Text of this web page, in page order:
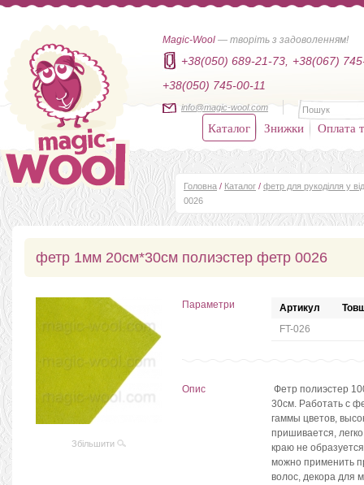
Magic-Wool — творіть з задоволенням!
+38(050) 689-21-73,
+38(067)
+38(050) 745-00-11
info@magic-wool.com
Каталог Знижки Оплата
Головна / Каталог / фетр для рукоділля у
0026
фетр 1мм 20см*30см полиэстер фетр 0026
Збільшити
Параметри Артикул
FT-026
Опис
Фетр полиэстер
30см. Работать с
гаммы цветов,
пришивается,
краю не
можно применить
волос, декора для